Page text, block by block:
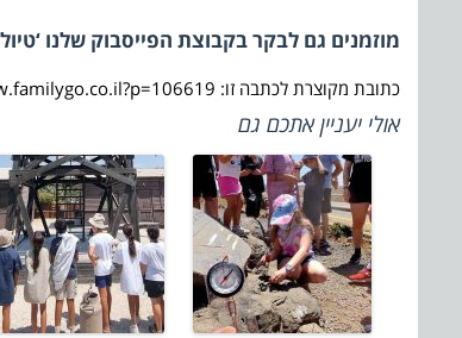
מוזמנים גם לבקר בקבוצת הפייסבוק שלנו
כתובת מקוצרת לכתבה זו: https://www.familygo.co.il?p=106619
אולי יעניין אתכם גם